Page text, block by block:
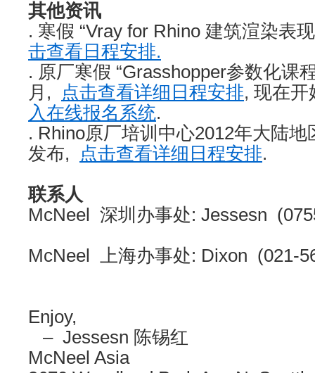
其他资讯
. 寒假 “Vray for Rhino 建筑渲染表
击查看日程安排.
. 原厂寒假 “Grasshopper参数化课
月,
点击查看详细日程安排, 现在
入在线报名系统.
. Rhino原厂培训中心2012年大陆
发布,
点击查看详细日程安排.
联系人
McNeel 深圳办事处: Jessesn
McNeel 上海办事处: Dixon
Enjoy,
– Jessesn 陈锡红
McNeel Asia